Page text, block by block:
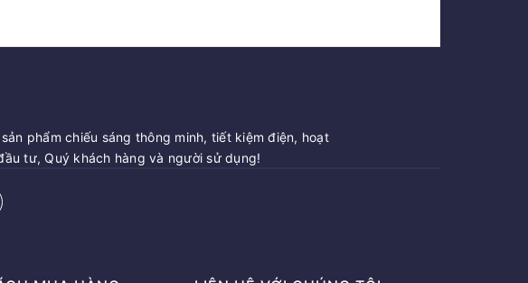
phẩm chiếu sáng thông minh, tiết kiệm điện, hoạt
tư, Quý khách hàng và người sử dụng!